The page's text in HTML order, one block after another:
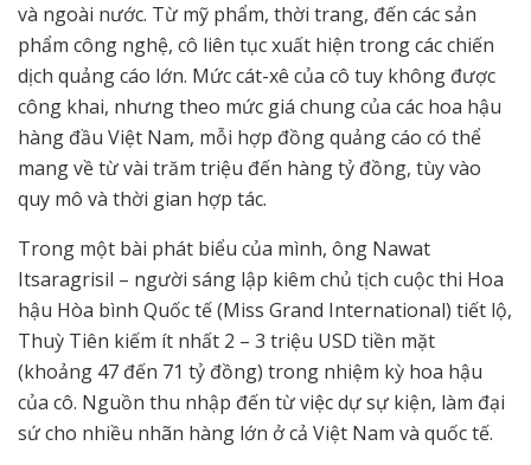
và ngoài nước. Từ mỹ phẩm, thời trang, đến các sản
phẩm công nghệ, cô liên tục xuất hiện trong các chiến
dịch quảng cáo lớn. Mức cát-xê của cô tuy không được
công khai, nhưng theo mức giá chung của các hoa hậu
hàng đầu Việt Nam, mỗi hợp đồng quảng cáo có thể
mang về từ vài trăm triệu đến hàng tỷ đồng, tùy vào
quy mô và thời gian hợp tác.
Trong một bài phát biểu của mình, ông Nawat
Itsaragrisil – người sáng lập kiêm chủ tịch cuộc thi Hoa
hậu Hòa bình Quốc tế (Miss Grand International) tiết lộ,
Thuỳ Tiên kiếm ít nhất 2 – 3 triệu USD tiền mặt
(khoảng 47 đến 71 tỷ đồng) trong nhiệm kỳ hoa hậu
của cô. Nguồn thu nhập đến từ việc dự sự kiện, làm đại
sứ cho nhiều nhãn hàng lớn ở cả Việt Nam và quốc tế.